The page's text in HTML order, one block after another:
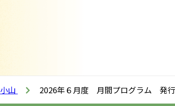
小山 2026年６月度 月間プログラム 発